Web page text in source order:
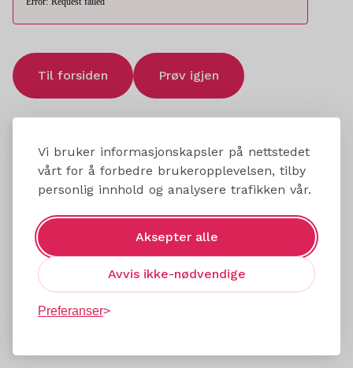
Vi bruker informasjonskapsler på nettstedet
vårt for å forbedre brukeropplevelsen, tilby
personlig innhold og analysere trafikken vår.
Aksepter alle
Avvis ikke-nødvendige
Preferanser
Til forsiden Prøv igjen